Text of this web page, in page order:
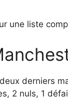
une liste
derniers
2 nuls, 1